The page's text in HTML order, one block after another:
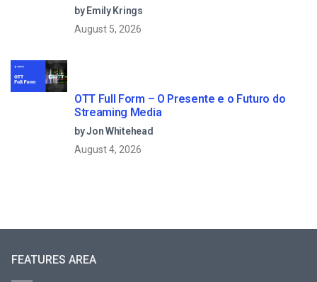
by Emily Krings
August 5, 2026
OTT Full Form – O Presente e o Futuro do
Streaming Media
by Jon Whitehead
August 4, 2026
FEATURES AREA